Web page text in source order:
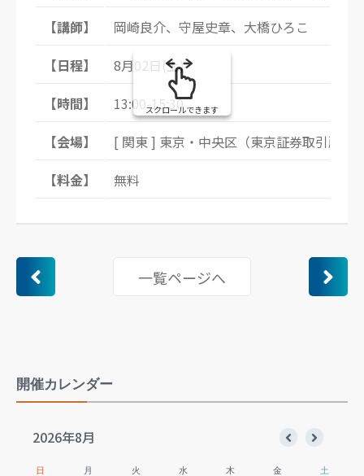
【講師】
岡崎良介、守屋史章、大橋ひろこ
【日程】
8月02日(土)
【時間】
13:00-15:30
【会場】
[ 関東 ] 東京・中央区（東京証券取引所
【料金】
無料
スクロールできます
一覧ページへ
開催カレンダー
2026年8月
日 月 火 水 木 金 土